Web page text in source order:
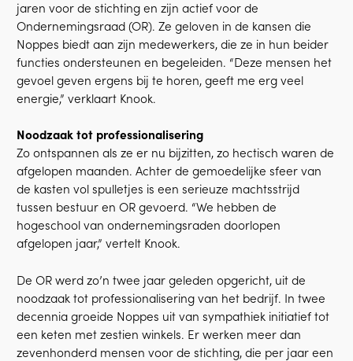
jaren voor de stichting en zijn actief voor de
Ondernemingsraad (OR). Ze geloven in de kansen die
Noppes biedt aan zijn medewerkers, die ze in hun beider
functies ondersteunen en begeleiden. “Deze mensen het
gevoel geven ergens bij te horen, geeft me erg veel
energie,” verklaart Knook.
Noodzaak tot professionalisering
Zo ontspannen als ze er nu bijzitten, zo hectisch waren de
afgelopen maanden. Achter de gemoedelijke sfeer van
de kasten vol spulletjes is een serieuze machtsstrijd
tussen bestuur en OR gevoerd. “We hebben de
hogeschool van ondernemingsraden doorlopen
afgelopen jaar,” vertelt Knook.
De OR werd zo’n twee jaar geleden opgericht, uit de
noodzaak tot professionalisering van het bedrijf. In twee
decennia groeide Noppes uit van sympathiek initiatief tot
een keten met zestien winkels. Er werken meer dan
zevenhonderd mensen voor de stichting, die per jaar een